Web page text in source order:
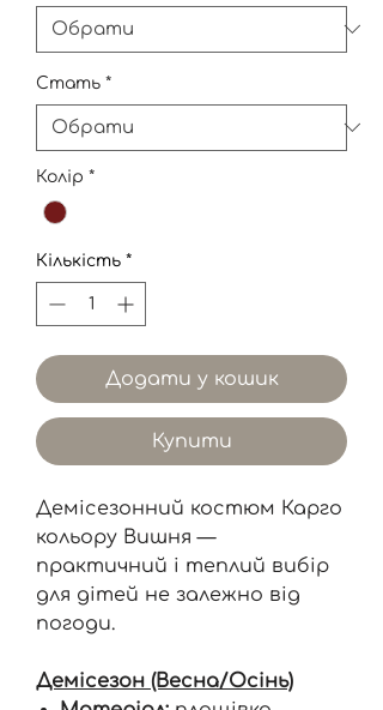
Стать *
Колір *
Кількість *
Додати у кошик
Купити
Демісезонний костюм Карго
кольору Вишня —
практичний і теплий вибір
для дітей не залежно від
погоди.
Демісезон (Весна/Осінь)